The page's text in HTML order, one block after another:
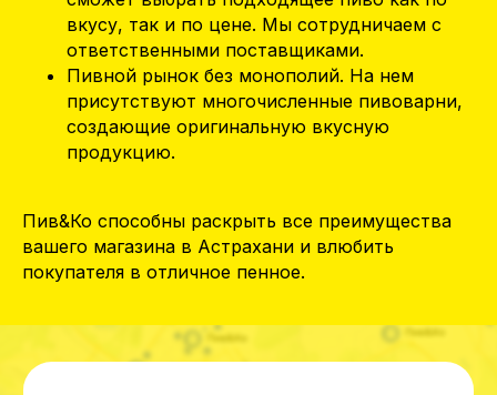
вкусу, так и по цене. Мы сотрудничаем с
ответственными поставщиками.
Пивной рынок без монополий. На нем
присутствуют многочисленные пивоварни,
создающие оригинальную вкусную
продукцию.
Пив&Ко способны раскрыть все преимущества
вашего магазина в Астрахани и влюбить
покупателя в отличное пенное.
Территория Пив&Ко
количество магазинов которой растет,
а значит, есть спрос
свободных локаций для открытия
магазина Пив&Ко